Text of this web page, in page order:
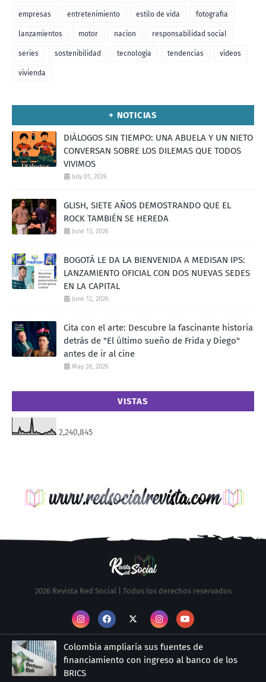
empresas entretenimiento estilo de vida fotografia
lanzamientos motor nacion responsabilidad social
series sostenibilidad tecnologia tendencias videos
vivienda
+ NOTICIAS
DIÁLOGOS SIN TIEMPO: UNA ABUELA Y UN NIETO
CONVERSAN SOBRE LOS DILEMAS QUE TODOS
VIVIMOS
July 01, 2026
GLISH, SIETE AÑOS DEMOSTRANDO QUE EL
ROCK TAMBIÉN SE HEREDA
June 13, 2026
BOGOTÁ LE DA LA BIENVENIDA A MEDISAN IPS:
LANZAMIENTO OFICIAL CON DOS NUEVAS SEDES
EN LA CAPITAL
June 12, 2026
Cita con el arte: Descubre la fascinante historia
detrás de "El último sueño de Frida y Diego"
antes de ir al cine
May 28, 2026
VISTAS
2,240,845
2026 Revista Red Social | Todos los derechos reservados
Colombia ampliaría sus fuentes de
financiamiento con ingreso al banco de los
BRICS